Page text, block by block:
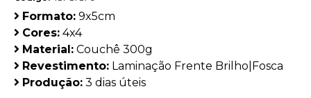
Formato: 9x5cm
Cores: 4x4
Material: Couchê 300g
Revestimento: Laminação Frente Brilho|Fosca
Produção: 3 dias úteis